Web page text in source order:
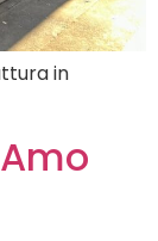
in